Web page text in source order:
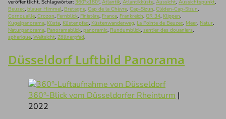
veröffentlicht. Schlagwörter: 360°x180°, Atlantik, Atlantikküste, Aussicht, Aussichtspunkt,
Beuzec, blauer Himmel, Bretagne, Cap de la Chèvre, Cap-Sizun, Cléden-Cap-Sizun,
Cornouaille, Crozon, Fernblick, Finistère, France, Frankreich, GR 34, Klippen,
Kugelpanorama, Küste, Küstenpfad, Küstenwanderweg, La Pointe de Beuzec, Meer, Natur,
Naturpanorama, Panoramablick, panoramic, Rundumblick, sentier des douaniers,
spherique, Weitsicht, Zöllnerpfad.
Düsseldorf Luftbild Panorama
360°-Blick vom Düsseldorfer Rheinturm |
2022